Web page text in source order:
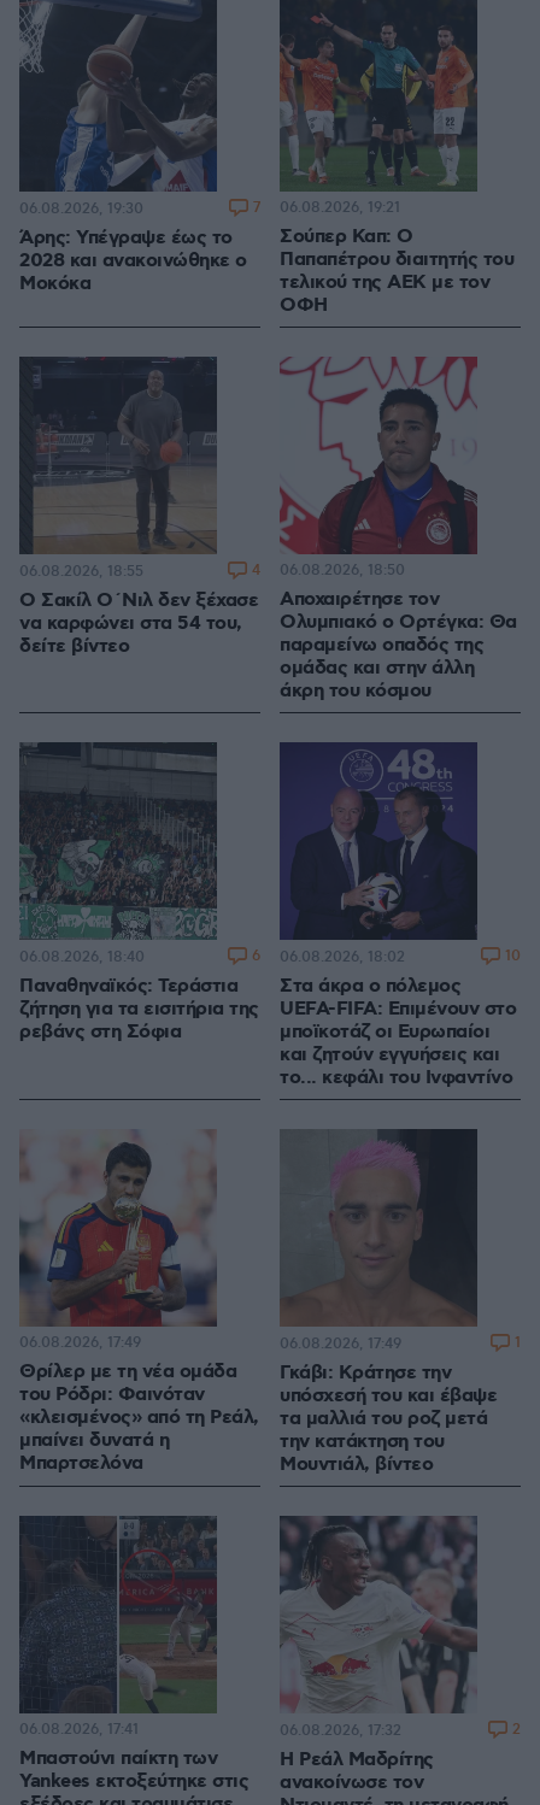
Άρης: Υπέγραψε έως το
2028 και ανακοινώθηκε ο
Μοκόκα
06.08.2026, 19:30 7
Σούπερ Καπ: Ο
Παπαπέτρου διαιτητής του
τελικού της ΑΕΚ με τον
ΟΦΗ
06.08.2026, 19:21
Ο Σακίλ Ο΄Νιλ δεν ξέχασε
να καρφώνει στα 54 του,
δείτε βίντεο
06.08.2026, 18:55 4
Αποχαιρέτησε τον
Ολυμπιακό ο Ορτέγκα: Θα
παραμείνω οπαδός της
ομάδας και στην άλλη
άκρη του κόσμου
06.08.2026, 18:50
Παναθηναϊκός: Τεράστια
ζήτηση για τα εισιτήρια της
ρεβάνς στη Σόφια
06.08.2026, 18:40 6
Στα άκρα ο πόλεμος
UEFA-FIFA: Επιμένουν στο
μποϊκοτάζ οι Ευρωπαίοι
και ζητούν εγγυήσεις και
το... κεφάλι του Ινφαντίνο
06.08.2026, 18:02 10
Θρίλερ με τη νέα ομάδα
του Ρόδρι: Φαινόταν
«κλεισμένος» από τη Ρεάλ,
μπαίνει δυνατά η
Μπαρτσελόνα
06.08.2026, 17:49
Γκάβι: Κράτησε την
υπόσχεσή του και έβαψε
τα μαλλιά του ροζ μετά
την κατάκτηση του
Μουντιάλ, βίντεο
06.08.2026, 17:49 1
Μπαστούνι παίκτη των
Yankees εκτοξεύτηκε στις
06.08.2026, 17:41
Η Ρεάλ Μαδρίτης
ανακοίνωσε τον
06.08.2026, 17:32 2